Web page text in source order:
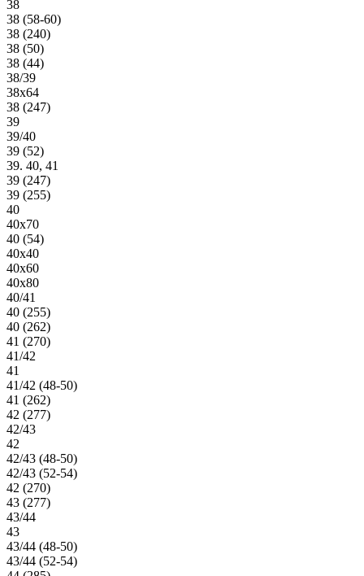
38
38 (58-60)
38 (240)
38 (50)
38 (44)
38/39
38х64
38 (247)
39
39/40
39 (52)
39. 40, 41
39 (247)
39 (255)
40
40х70
40 (54)
40х40
40х60
40х80
40/41
40 (255)
40 (262)
41 (270)
41/42
41
41/42 (48-50)
41 (262)
42 (277)
42/43
42
42/43 (48-50)
42/43 (52-54)
42 (270)
43 (277)
43/44
43
43/44 (48-50)
43/44 (52-54)